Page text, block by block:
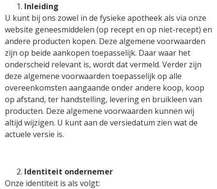
Inleiding
U kunt bij ons zowel in de fysieke apotheek als via onze
website geneesmiddelen (op recept en op niet-recept) en
andere producten kopen. Deze algemene voorwaarden
zijn op beide aankopen toepasselijk. Daar waar het
onderscheid relevant is, wordt dat vermeld. Verder zijn
deze algemene voorwaarden toepasselijk op alle
overeenkomsten aangaande onder andere koop, koop
op afstand, ter handstelling, levering en bruikleen van
producten. Deze algemene voorwaarden kunnen wij
altijd wijzigen. U kunt aan de versiedatum zien wat de
actuele versie is.
Identiteit ondernemer
Onze identiteit is als volgt: